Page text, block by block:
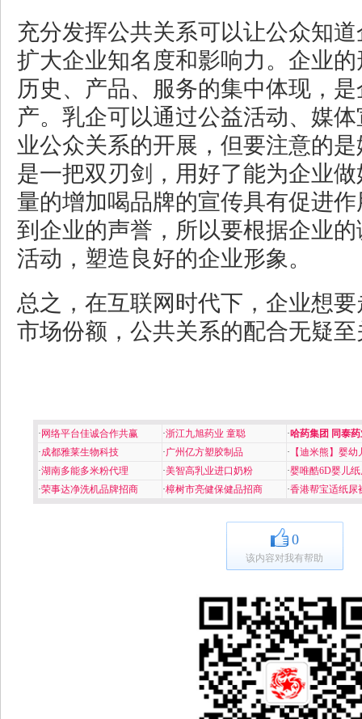
充分发挥公共关系可以让公众知
扩大企业知名度和影响力。企业
历史、产品、服务的集中体现，
产。乳企可以通过公益活动、媒
业公众关系的开展，但要注意的
是一把双刃剑，用好了能为企业
量的增加喝品牌的宣传具有促进
到企业的声誉，所以要根据企业
活动，塑造良好的企业形象。
总之，在互联网时代下，企业想
市场份额，公共关系的配合无疑
· 网络平台佳诚合作共赢 ·浙江九旭药业 童聪 ·哈药集团 同泰
·成都雅莱生物科技 ·广州亿方塑胶制品 · 【迪米熊】婴幼
·湖南多能多米粉代理 ·美智高乳业进口奶粉 ·婴唯酷6D婴儿
·荣事达净洗机品牌招商 ·樟树市亮健保健品招商 ·香港帮宝适纸尿
0
该内容对我有帮助